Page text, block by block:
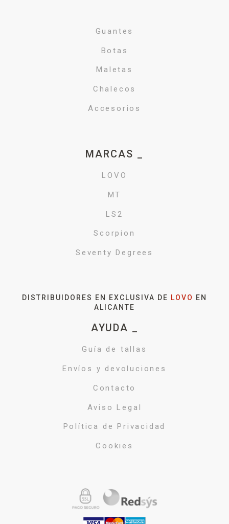
Guantes
Botas
Maletas
Chalecos
Accesorios
MARCAS _
LOVO
MT
LS2
Scorpion
Seventy Degrees
DISTRIBUIDORES EN EXCLUSIVA DE LOVO
EN
ALICANTE
AYUDA _
Guía de tallas
Envíos y devoluciones
Contacto
Aviso Legal
Política de Privacidad
Cookies